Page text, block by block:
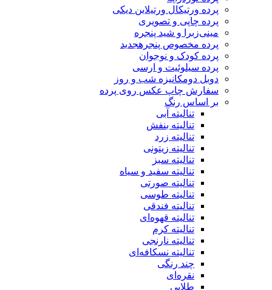
پرده ورتیکال ورتیلاین دیکی
پرده چاپی و تصویری
مینی‌زبرا و شید پنجره
پرده مخصوص پنجره جدید
پرده کودک و نوجوان
پرده سیلوئیت و ارسی
دوبل دومکانیزه شب و روز
سفارش چاپ عکس روی پرده
بر اساس رنگ
تنالیته آبی
تنالیته بنفش
تنالیته زرد
تنالیته زیتونی
تنالیته سبز
تنالیته سفید و سیاه
تنالیته صورتی
تنالیته طوسی
تنالیته فندقی
تنالیته قهوه‌ای
تنالیته کرم
تنالیته نارنجی
تنالیته نسکافه‌ای
چند رنگی
نقره‌ای
طلایی